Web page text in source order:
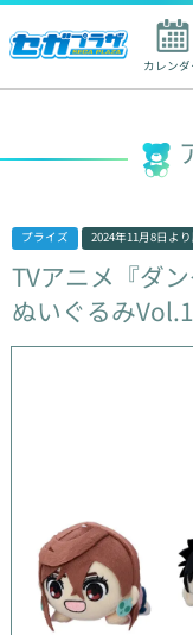
カレンダ
人気ワード
プライズ 2024年11月8日 よ
TVアニメ『ダン
ぬいぐるみVol.1